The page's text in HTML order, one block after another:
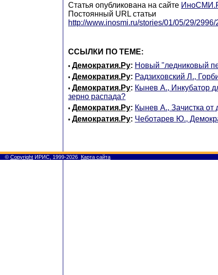
Статья опубликована на сайте
Постоянный URL статьи
http://www.inosmi.ru/stories/01/05/29/
ССЫЛКИ ПО ТЕМЕ:
• Демократия.Ру: Новый "ледниковый
• Демократия.Ру: Радзиховский Л.,
• Демократия.Ру: Кынев А., Инкубатор
зерно распада?
• Демократия.Ру: Кынев А., Зачистка от
• Демократия.Ру: Чеботарев Ю.,
© Copyright ИРИС, 1999-2026 Карта сайта